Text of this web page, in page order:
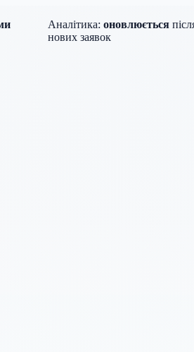
Аналітика:оновлюється після
нових заявок